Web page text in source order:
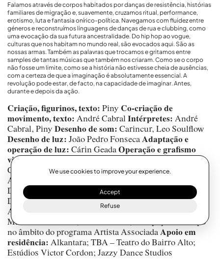
Falamos através de corpos habitados por danças de resistência, histórias
familiares de migração e, suavemente, cruzamos ritual, performance,
erotismo, luta e fantasia onírico-política. Navegamos com fluidez entre
géneros e reconstruímos linguagens de danças de rua e clubbing, como
uma evocação da sua futura ancestralidade. Do hip hop ao vogue,
culturas que nos habitam no mundo real, são evocados aqui. São as
nossas armas. Também as palavras que trocamos e gritamos entre
samples de tantas músicas que também nos criaram. Como se o corpo
não fosse um limite, como se a história não estivesse cheia de ausências,
com a certeza de que a imaginação é absolutamente essencial. A
revolução pode estar, de facto, na capacidade de imaginar. Antes,
durante e depois da ação.
Criação, figurinos, texto: Piny Co-criação de
movimento, texto: André CabralIntérpretes: André
Cabral, Piny Desenho de som: Carincur, Leo Soulflow
Desenho de luz: João Pedro FonsecaAdaptação e
operação de luz: Cárin GeadaOperação e grafismo
visual das legendas:
Carla Sousa (mãe de Piny) e Marta Cabral (mãe de
André Cabral)
Dança; TBA – Teatro do Bairro Alto; Materiais
Diversos; Teatro Aveirense – Câmara Municipal de
Aveiro; Rota Clandestina
Coprodução em residência:
Materiais Diversos; Grand Studio; O Espaço do Tempo
no âmbito do programa Artista AssociadaApoio em
residência: Alkantara; TBA – Teatro do Bairro Alto;
Estúdios Victor Cordon; Jazzy Dance Studios
We use cookies to improve your experience.
Accept
Refuse